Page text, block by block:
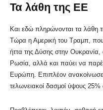
Τα λάθη της ΕΕ
Και εδώ πληρώνονται τα λάθη
Τώρα η Αμερική του Τραμπ, που
ήττα της Δύσης στην Ουκρανία,
Ρωσία, αλλά και παύει να
Ευρώπη. Επιπλέον ανακοίνωσε
τελωνειακοί δασμοί ύψους